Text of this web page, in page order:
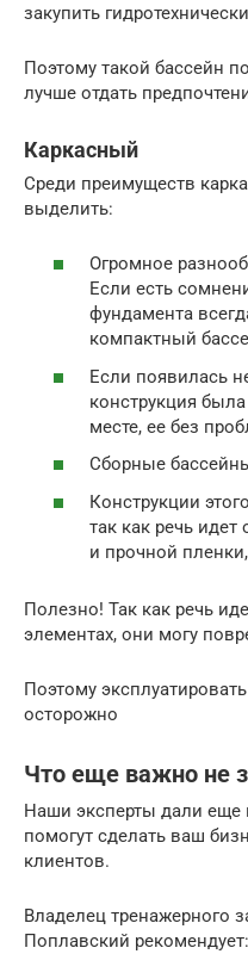
закупить
Поэтому такой бассейн
лучше отдать
Каркасный
Среди преимуществ
выделить:
Огромное
Если есть
фундамента
компактный
Если появилась
конструкция
месте, ее без
Сборные
Конструкции
так как речь
и прочной
Полезно! Так как речь
элементах, они могу
Поэтому
осторожно
Что еще важно не
Наши эксперты дали еще
помогут сделать ваш
клиентов.
Владелец тренажерного
Поплавский рекомендует: